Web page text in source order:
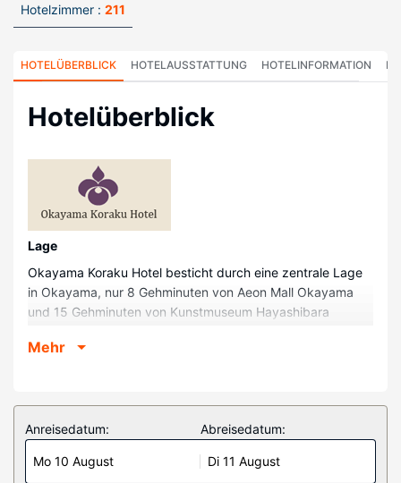
Hotelzimmer : 211
HOTELÜBERBLICK HOTELAUSSTATTUNG HOTELINFORMATION
Hotelüberblick
Lage
Okayama Koraku Hotel besticht durch eine zentrale Lage
in Okayama, nur 8 Gehminuten von Aeon Mall Okayama
und 15 Gehminuten von Kunstmuseum Hayashibara
1,7 km von Korakuen Garden entfernt.
Fühl dich in einem der 211 klimatisierten Zimmer mit
Kühlschrank und Flachbildfernseher wie zu Hause. Es gibt
einen kostenfreien Internetzugang per Kabel und WLAN
sowie Satellitenempfang. Die Badezimmer mit
Mehr
Anreisedatum:
Mo 10 August
Abreisedatum:
Di 11 August